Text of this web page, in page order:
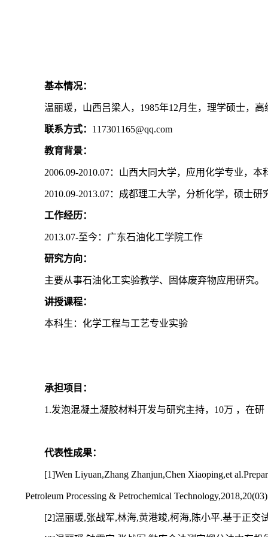
基本情况：
温丽瑗，山西吕梁人，1985年12月生，理学硕士，高
联系方式： 117301165@qq.com
教育背景：
2006.09-2010.07：山西大同大学，应用化学专业，本
2010.09-2013.07：成都理工大学，分析化学，硕士研
工作经历：
2013.07-至今：广东石油化工学院工作
研究方向：
主要从事石油化工实验教学、固体废弃物应用研究。
讲授课程：
本科生：化学工程与工艺专业实验
承担项目：
1.发泡混凝土凝胶材料开发与研究主持，10万 ，在研
代表性成果：
[1]Wen Liyuan,Zhang Zhanjun,Chen Xiaoping,et
Petroleum Processing & Petrochemical
[2]温丽瑗,张战军,林海,黄港竣,柯海,陈小平.基于正交